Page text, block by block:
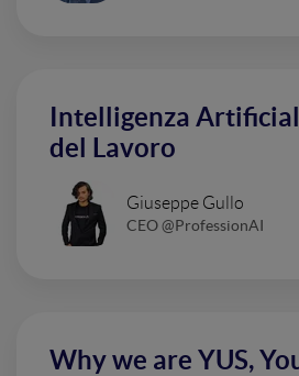
Intelligenza
del Lavoro
Giuseppe Gullo
CEO @ProfessionAI
Why we are YUS,